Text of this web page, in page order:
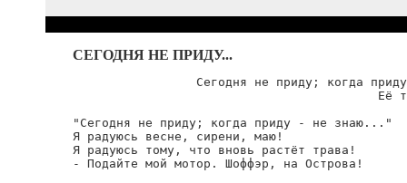
СЕГОДНЯ НЕ ПРИДУ...
Сегодня не приду; когда
Её
"Сегодня не приду; когда приду - не знаю..."
Я радуюсь весне, сирени, маю!
Я радуюсь тому, что вновь растёт трава!
- Подайте мой мотор. Шоффэр, на Острова!